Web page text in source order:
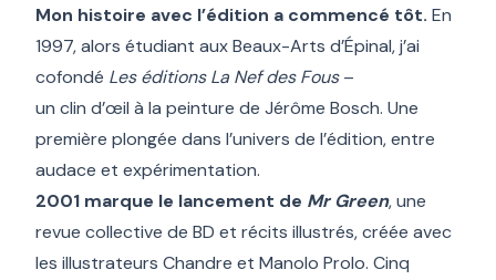
Mon histoire avec l’édition a commencé tôt. En
1997, alors étudiant aux Beaux-Arts d’Épinal, j’ai
cofondé Les éditions La Nef des Fous–
un clin d’œil à la peinture de Jérôme Bosch. Une
première plongée dans l’univers de l’édition, entre
audace et expérimentation.
2001 marque le lancement de Mr Green, une
revue collective de BD et récits illustrés, créée avec
les illustrateurs Chandre et Manolo Prolo. Cinq